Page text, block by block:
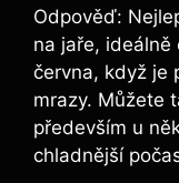
Odpověď:
na jaře,
června, když je
mrazy. Můžete
především u
chladnější